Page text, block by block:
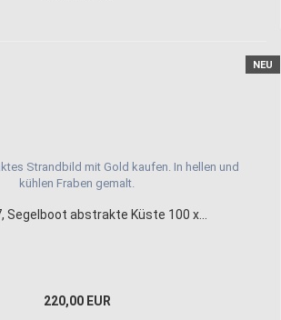
NEU
Segelboot abstrakte Küste 100 x...
220,00 EUR